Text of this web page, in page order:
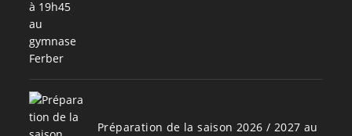
Préparation de la saison 2026 / 2027 au